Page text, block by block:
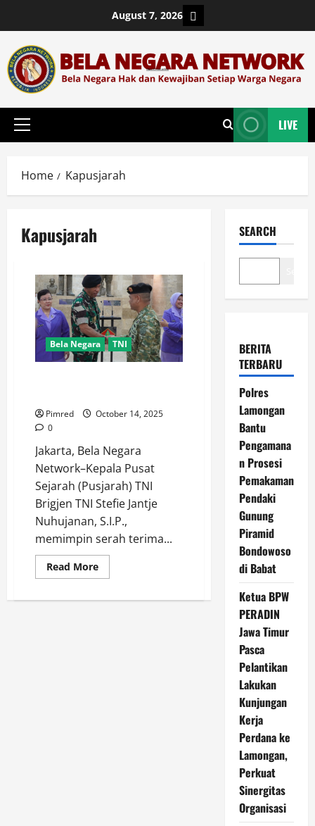
content
August 7, 2026 Login
Primary
LIVE
Home Kapusjarah
Kapusjarah
Bela Negara TNI
Pimred
October 14, 2025
0
Jakarta, Bela Negara
Network–Kepala Pusat
Sejarah (Pusjarah) TNI
Brigjen TNI Stefie Jantje
Nuhujanan, S.I.P.,
memimpin serah terima...
Read MoreRead
more
TNI
SEARCH
BERITA
TERBARU
Polres
Lamongan
Bantu
Pengamana
n Prosesi
Pemakaman
Pendaki
Gunung
Piramid
Bondowoso
di Babat
Ketua BPW
PERADIN
Jawa Timur
Pasca
Pelantikan
Lakukan
Kunjungan
Kerja
Perdana ke
Lamongan,
Perkuat
Sinergitas
Organisasi